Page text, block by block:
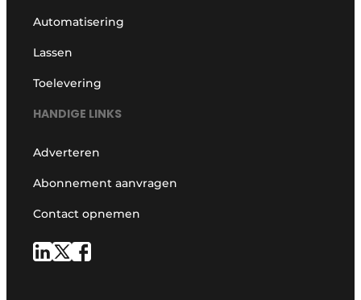
Automatisering
Lassen
Toelevering
HANDIGE LINKS
Adverteren
Abonnement aanvragen
Contact opnemen